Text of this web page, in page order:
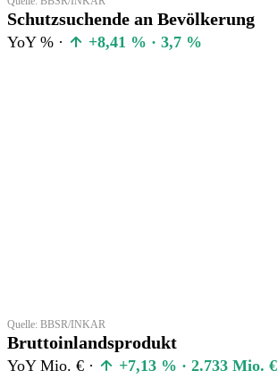
Schutzsuchende an Bevölkerung
YoY % · +8,41 % · 3,7 %
Quelle: BBSR/INKAR
Bruttoinlandsprodukt
YoY Mio. € · +7,13 % · 2.733 Mio. €